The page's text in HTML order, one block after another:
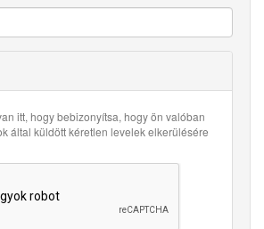
itt, hogy bebizonyítsa, hogy ön valóban
által küldött kéretlen levelek elkerülésére